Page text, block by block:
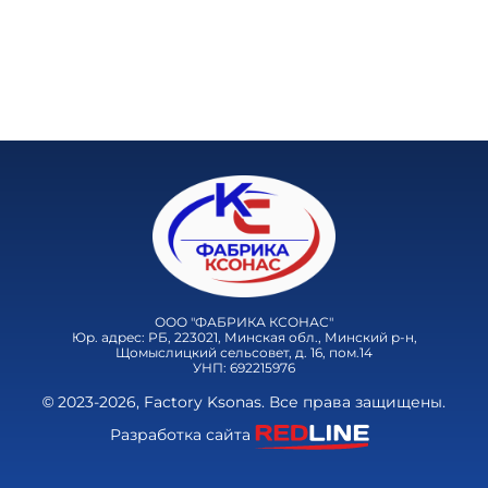
ООО "ФАБРИКА КСОНАС"
Юр. адрес: РБ, 223021, Минская обл., Минский р-н,
Щомыслицкий сельсовет, д. 16, пом.14
УНП: 692215976
© 2023-2026, Factory Ksonas. Все права защищены.
Разработка сайта